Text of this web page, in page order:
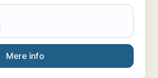
Mere info